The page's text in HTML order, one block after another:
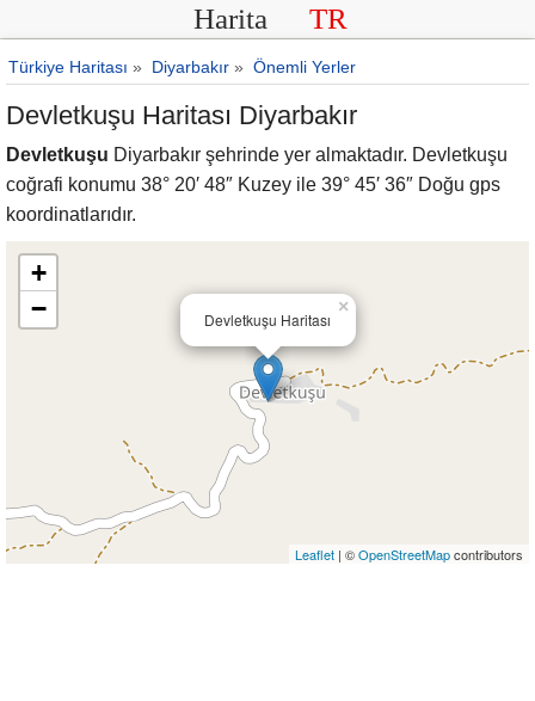
Harita TR
Türkiye Haritası » Diyarbakır » Önemli Yerler
Devletkuşu Haritası Diyarbakır
Devletkuşu Diyarbakır şehrinde yer almaktadır. Devletkuşu
coğrafi konumu 38° 20′ 48″ Kuzey ile 39° 45′ 36″ Doğu gps
koordinatlarıdır.
Devletkuşu Haritası
×
+
−
Leaflet | ©OpenStreetMapcontributors